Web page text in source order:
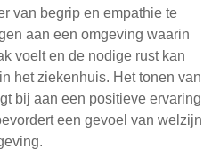
van begrip en empathie te
aan een omgeving waarin
voelt en de nodige rust kan
het ziekenhuis. Het tonen van
bij aan een positieve ervaring
een gevoel van welzijn